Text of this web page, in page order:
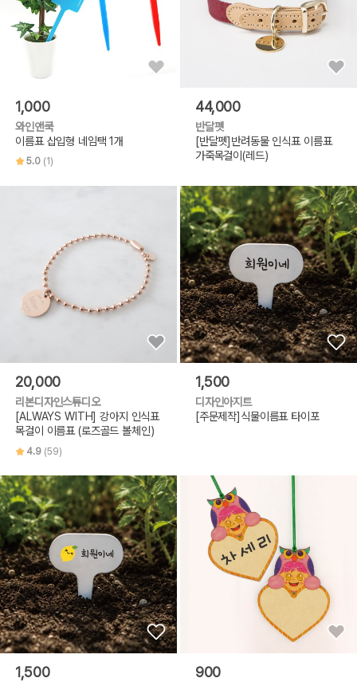
1,000
와인앤쿡
이름표 삽입형 네임택 1개
5.0 (1)
44,000
반달펫
[반달펫]반려동물 인식표 이름표
가죽목걸이(레드)
20,000
리본디자인스튜디오
[ALWAYS WITH] 강아지 인식표
목걸이 이름표 (로즈골드 볼체인)
4.9 (59)
1,500
디자인아지트
[주문제작]식물이름표 타이포
1,500 900